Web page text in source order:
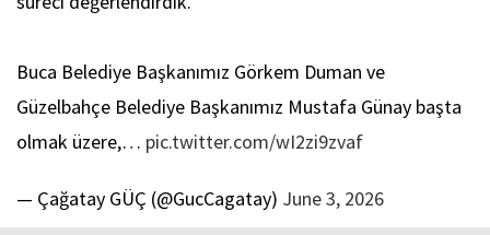
Buca Belediye Başkanımız Görkem Duman ve
Güzelbahçe Belediye Başkanımız Mustafa Günay başta
olmak üzere,… pic.twitter.com/wI2zi9zvaf
— Çağatay GÜÇ (@GucCagatay) June 3, 2026